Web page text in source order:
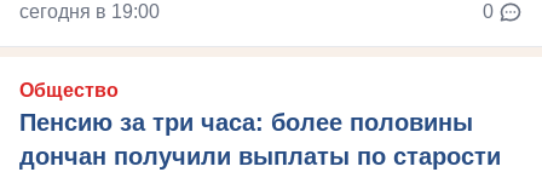
сегодня в 19:00 0
Общество
Пенсию за три часа: более половины
дончан получили выплаты по старости